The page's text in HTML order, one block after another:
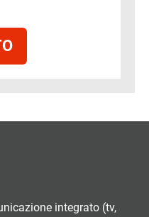
integrato (tv,